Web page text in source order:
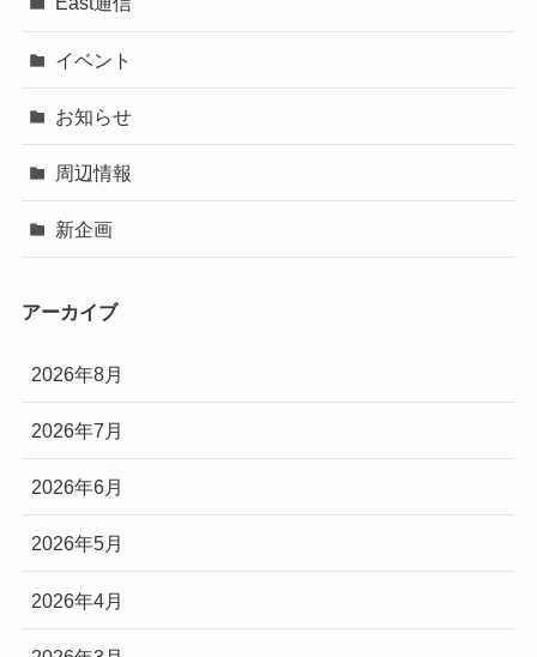
イベント
お知らせ
周辺情報
新企画
アーカイブ
2026年8月
2026年7月
2026年6月
2026年5月
2026年4月